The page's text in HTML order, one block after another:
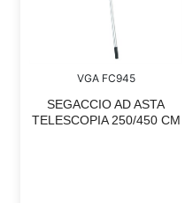
VGA FC945
SEGACCIO AD ASTA
TELESCOPIA 250/450 CM